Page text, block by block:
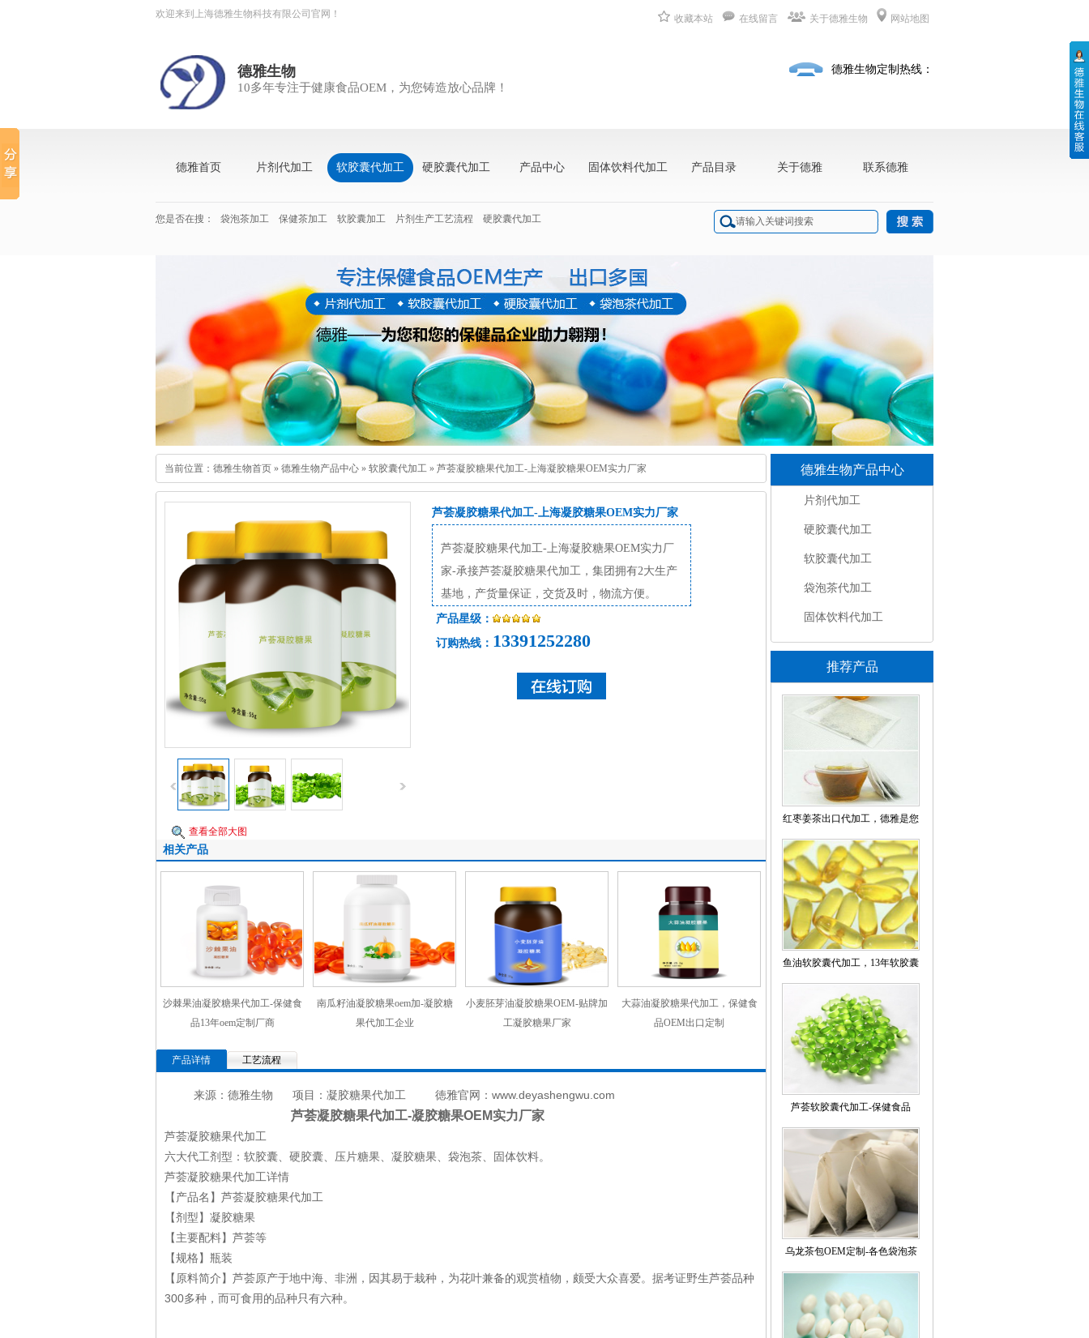
欢迎来到上海德雅生物科技有限公司官网！ 收藏本站 在线留言 关于德雅生物 网站地图
德雅生物
10多年专注于健康食品OEM，为您铸造放心品牌！
德雅生物定制热线：
德雅首页 片剂代加工 软胶囊代加工 硬胶囊代加工 产品中心 固体饮料代加工 产品目录 关于德雅 联系德雅
您是否在搜： 袋泡茶加工 保健茶加工 软胶囊加工 片剂生产工艺流程 硬胶囊代加工
当前位置： 德雅生物首页 » 德雅生物产品中心 » 软胶囊代加工 » 芦荟凝胶糖果代加工-上海凝胶糖果OEM实力厂家
查看全部大图
芦荟凝胶糖果代加工-上海凝胶糖果OEM实力厂家
芦荟凝胶糖果代加工-上海凝胶糖果OEM实力厂
家-承接芦荟凝胶糖果代加工，集团拥有2大生产
基地，产货量保证，交货及时，物流方便。
产品星级：
订购热线： 13391252280
相关产品
沙棘果油凝胶糖果代加工-保健食
品13年oem定制厂商
南瓜籽油凝胶糖果oem加-凝胶糖
果代加工企业
小麦胚芽油凝胶糖果OEM-贴牌加
工凝胶糖果厂家
大蒜油凝胶糖果代加工，保健食
品OEM出口定制
产品详情 工艺流程
来源：德雅生物 项目：凝胶糖果代加工 徳雅官网： www.deyashengwu.com
芦荟凝胶糖果代加工-凝胶糖果OEM实力厂家
芦荟凝胶糖果代加工
六大代工剂型：软胶囊、硬胶囊、压片糖果、凝胶糖果、袋泡茶、固体饮料。
芦荟凝胶糖果代加工详情
【产品名】芦荟凝胶糖果代加工
【剂型】凝胶糖果
【主要配料】芦荟等
【规格】瓶装
【原料简介】芦荟原产于地中海、非洲，因其易于栽种，为花叶兼备的观赏植物，颇受大众喜爱。据考证野生芦荟品种
300多种，而可食用的品种只有六种。
德雅生物产品中心
片剂代加工
硬胶囊代加工
软胶囊代加工
袋泡茶代加工
固体饮料代加工
推荐产品
红枣姜茶出口代加工，德雅是您
的放心之选！
鱼油软胶囊代加工，13年软胶囊
OEm定制
芦荟软胶囊代加工-保健食品
OEM出口定制
乌龙茶包OEM定制-各色袋泡茶
贴牌代加工企业